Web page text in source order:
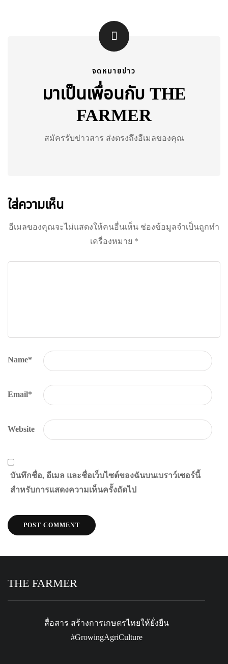
จดหมายข่าว
มาเป็นเพื่อนกับ THE
FARMER
สมัครรับข่าวสาร ส่งตรงถึงอีเมลของคุณ
ใส่ความเห็น
อีเมลของคุณจะไม่แสดงให้คนอื่นเห็น ช่องข้อมูลจำเป็นถูกทำ
เครื่องหมาย *
Name*
Email*
Website
บันทึกชื่อ, อีเมล และชื่อเว็บไซต์ของฉันบนเบราว์เซอร์นี้
สำหรับการแสดงความเห็นครั้งถัดไป
THE FARMER
สื่อสาร สร้างการเกษตรไทยให้ยั่งยืน
#GrowingAgriCulture